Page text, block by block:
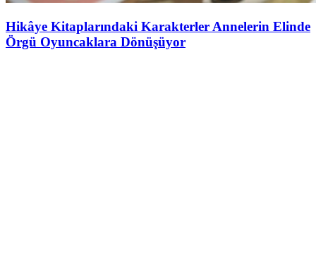
Hikâye Kitaplarındaki Karakterler Annelerin Elinde
Örgü Oyuncaklara Dönüşüyor